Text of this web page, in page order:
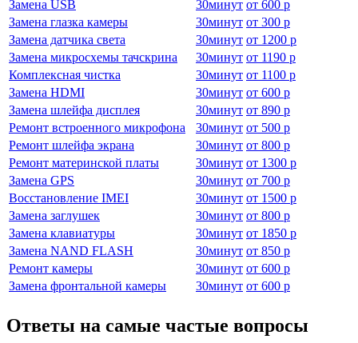
Замена USB
30минут от 600 р
Замена глазка камеры
30минут от 300 р
Замена датчика света
30минут от 1200 р
Замена микросхемы тачскрина
30минут от 1190 р
Комплексная чистка
30минут от 1100 р
Замена HDMI
30минут от 600 р
Замена шлейфа дисплея
30минут от 890 р
Ремонт встроенного микрофона
30минут от 500 р
Ремонт шлейфа экрана
30минут от 800 р
Ремонт материнской платы
30минут от 1300 р
Замена GPS
30минут от 700 р
Восстановление IMEI
30минут от 1500 р
Замена заглушек
30минут от 800 р
Замена клавиатуры
30минут от 1850 р
Замена NAND FLASH
30минут от 850 р
Ремонт камеры
30минут от 600 р
Замена фронтальной камеры
30минут от 600 р
Ответы на самые частые вопросы